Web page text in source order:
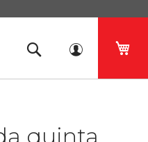
quinta